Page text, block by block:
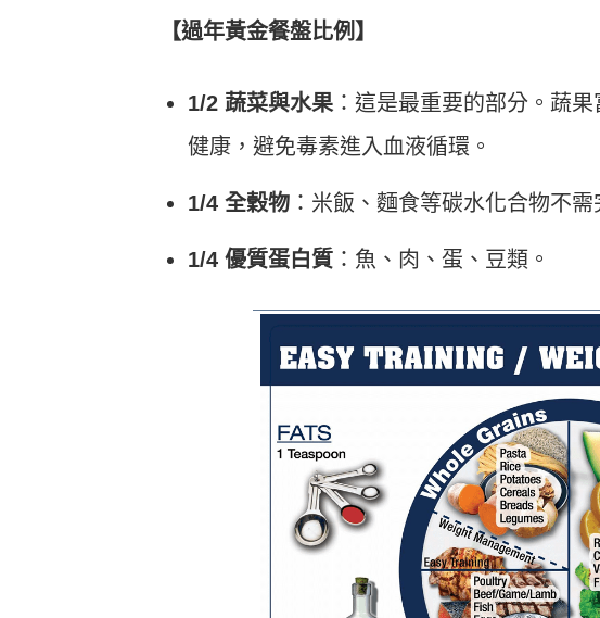
【過年黃金餐盤比例】
1/2 蔬菜與水果 ：這是最重要的部分。蔬
健康，避免毒素進入血液循環。
1/4 全穀物 ：米飯、麵食等碳水化合物不
1/4 優質蛋白質 ：魚、肉、蛋、豆類。